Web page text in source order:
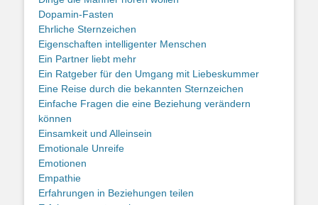
Dopamin-Fasten
Ehrliche Sternzeichen
Eigenschaften intelligenter Menschen
Ein Partner liebt mehr
Ein Ratgeber für den Umgang mit Liebeskummer
Eine Reise durch die bekannten Sternzeichen
Einfache Fragen die eine Beziehung verändern
können
Einsamkeit und Alleinsein
Emotionale Unreife
Emotionen
Empathie
Erfahrungen in Beziehungen teilen